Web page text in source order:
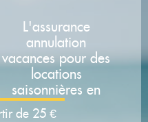
L'assurance
annulation
vacances pour des
locations
saisonnières en
de 25 €